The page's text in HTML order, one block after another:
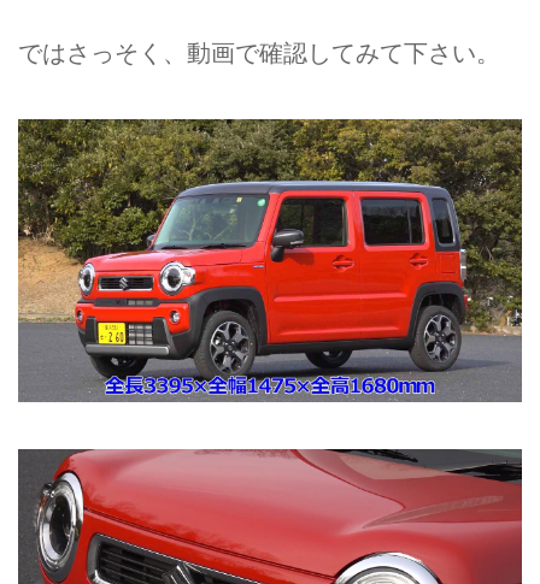
ではさっそく、動画で確認してみて下さい。